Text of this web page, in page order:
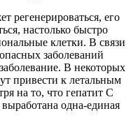
регенерироваться, его
настолько быстро
клетки. В связи
заболеваний
В некоторых
привести к летальным
на то, что гепатит С
одна-единая